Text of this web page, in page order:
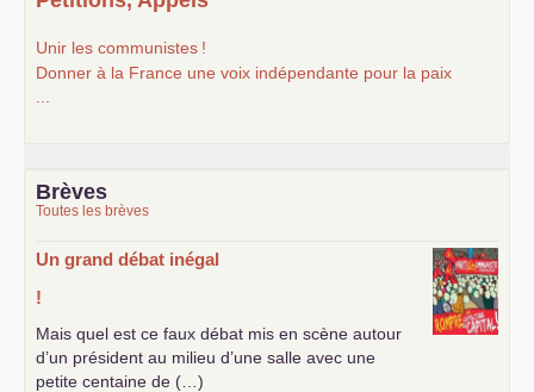
Unir les communistes !
Donner à la France une voix indépendante pour la paix
Brèves
Toutes les brèves
Un grand débat inégal
!
Mais quel est ce faux débat mis en scène autour
d’un président au milieu d’une salle avec une
petite centaine de (…)